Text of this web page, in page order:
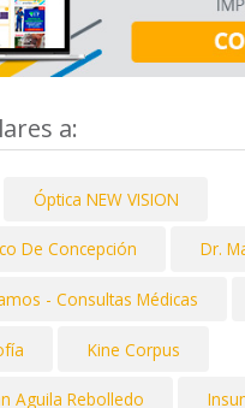
a:
Óptica NEW VISION
De Concepción Dr.
- Consultas Médicas
Kine Corpus
Aguila Rebolledo